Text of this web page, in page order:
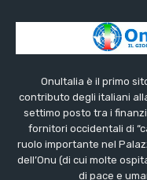
OnuItalia è il primo
contributo degli italiani
settimo posto tra i
fornitori occidentali di
ruolo importante nel
dell’Onu (di cui molte
di pace e